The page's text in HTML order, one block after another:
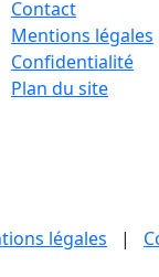
Contact
Mentions légales
Confidentialité
Plan du site
légales |